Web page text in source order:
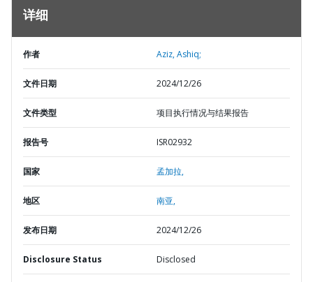
详细
作者 Aziz, Ashiq;
文件日期 2024/12/26
文件类型 项目执行情况与结果报告
报告号 ISR02932
国家 孟加拉,
地区 南亚,
发布日期 2024/12/26
Disclosure Status Disclosed